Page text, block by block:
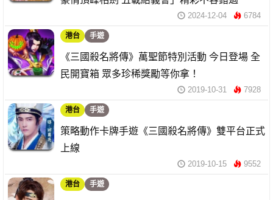
2024-12-04 6784
港台 手遊
《三國殺名將傳》萬聖節特別活動 今日登場 全
民開寶箱 眾多珍稀獎勵等你拿！
2019-10-31 7928
港台 手遊
策略動作卡牌手遊《三國殺名將傳》雙平台正式
上線
2019-10-15 9552
港台 手遊